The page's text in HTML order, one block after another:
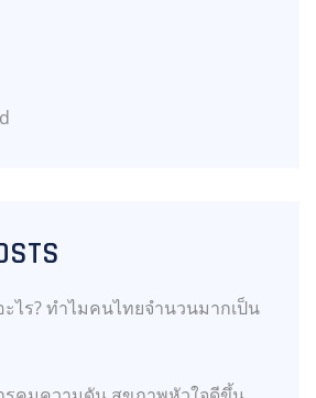
ไร? ทำไมคนไทยจำนวนมากเป็น